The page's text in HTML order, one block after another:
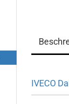
IVECO